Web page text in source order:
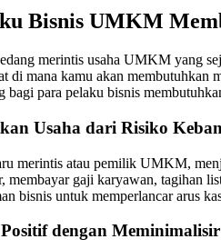
Bisnis UMKM
merintis usaha UMKM yang
di mana kamu akan
bagi para pelaku bisnis
Usaha dari Risiko
merintis atau pemilik UMKM,
membayar gaji karyawan, tagihan
bisnis untuk memperlancar arus
dengan